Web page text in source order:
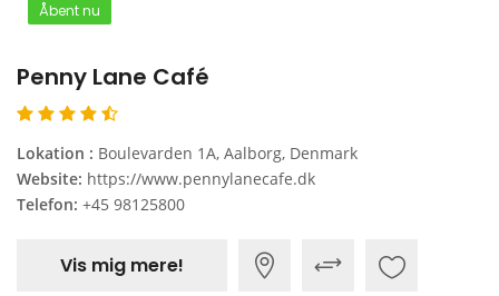
Åbent nu
Penny Lane Café
Lokation : Boulevarden 1A, Aalborg, Denmark
Website: https://www.pennylanecafe.dk
Telefon: +45 98125800
Vis mig mere!